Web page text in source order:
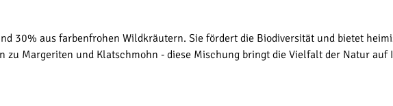
30% aus farbenfrohen Wildkräutern. Sie fördert die Biodiversität und bietet
zu Margeriten und Klatschmohn - diese Mischung bringt die Vielfalt der Natur auf